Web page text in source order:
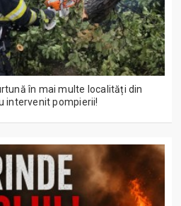
în mai multe localități din
intervenit pompierii!